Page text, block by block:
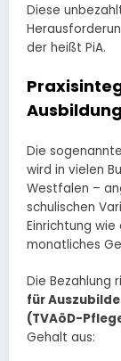
Diese
der heißt PiA.
Die sogenannte
wird in vielen
Westfalen –
schulischen
Einrichtung
monatliches
Die Bezahlung
für
(TVAöD-
Gehalt aus: